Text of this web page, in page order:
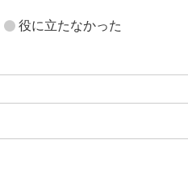
役に立たなかった